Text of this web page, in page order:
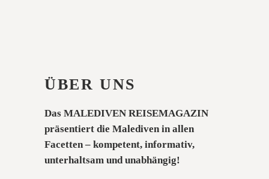
ÜBER UNS
Das MALEDIVEN REISEMAGAZIN
präsentiert die Malediven in allen
Facetten – kompetent, informativ,
unterhaltsam und unabhängig!